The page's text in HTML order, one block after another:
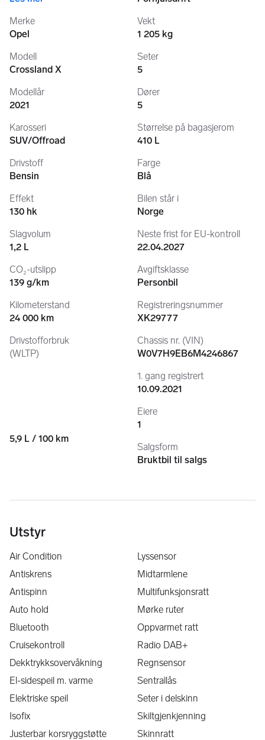
Merke
Opel
Modell
Crossland X
Modellår
2021
Karosseri
SUV/Offroad
Drivstoff
Bensin
Effekt
130 hk
Slagvolum
1,2 L
CO₂-utslipp
139 g/km
Kilometerstand
24 000 km
Drivstofforbruk
(WLTP)
5,9 L / 100 km
Vekt
1 205 kg
Seter
5
Dører
5
Størrelse på bagasjerom
410 L
Farge
Blå
Bilen står i
Norge
Neste frist for EU-kontroll
22.04.2027
Avgiftsklasse
Personbil
Registreringsnummer
XK29777
Chassis nr. (VIN)
W0V7H9EB6M4246867
1. gang registrert
10.09.2021
Eiere
1
Salgsform
Bruktbil til salgs
Utstyr
Air Condition
Antiskrens
Antispinn
Auto hold
Bluetooth
Cruisekontroll
Dekktrykksovervåkning
El-sidespeil m. varme
Elektriske speil
Isofix
Justerbar korsryggstøtte
Lyssensor
Midtarmlene
Multifunksjonsratt
Mørke ruter
Oppvarmet ratt
Radio DAB+
Regnsensor
Sentrallås
Seter i delskinn
Skiltgjenkjenning
Skinnratt